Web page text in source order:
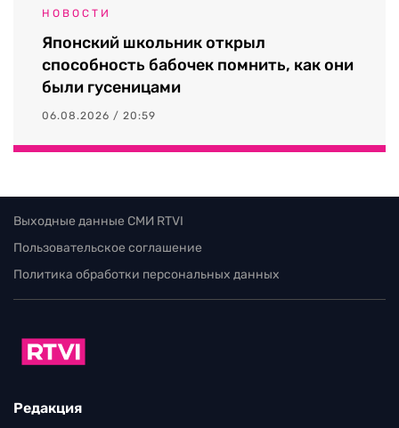
НОВОСТИ
Японский школьник открыл
способность бабочек помнить, как они
были гусеницами
06.08.2026 / 20:59
Выходные данные СМИ RTVI
Пользовательское соглашение
Политика обработки персональных данных
Редакция